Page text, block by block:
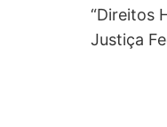
“Direitos
Justiça